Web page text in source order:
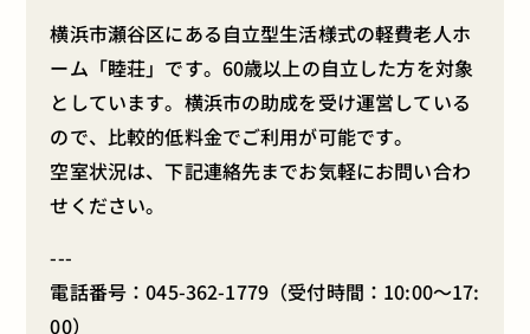
横浜市瀬谷区にある自立型生活様式の軽費老人ホ
ーム「睦荘」です。60歳以上の自立した方を対象
としています。横浜市の助成を受け運営している
ので、比較的低料金でご利用が可能です。
空室状況は、下記連絡先までお気軽にお問い合わ
せください。
---
電話番号：045-362-1779 （受付時間：10:00～17:
00）